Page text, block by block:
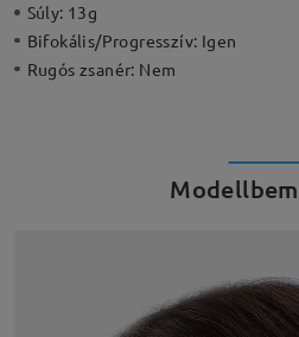
Súly: 13g
Bifokális/Progresszív: Igen
Rugós zsanér: Nem